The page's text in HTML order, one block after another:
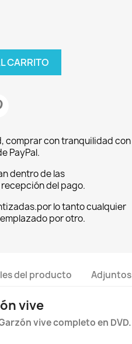
CARRITO
comprar con tranquilidad con
PayPal.
dentro de las
del pago.
lo tanto cualquier
por otro.
del producto Adjuntos
vive
vive completo en DVD.